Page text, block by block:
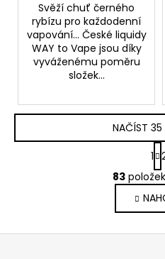
Svěží chuť černého
rybízu pro každodenní
vapování... České liquidy
WAY to Vape jsou díky
vyváženému poměru
složek...
O
l
NAČÍST 35
S
t
r
k
1
83